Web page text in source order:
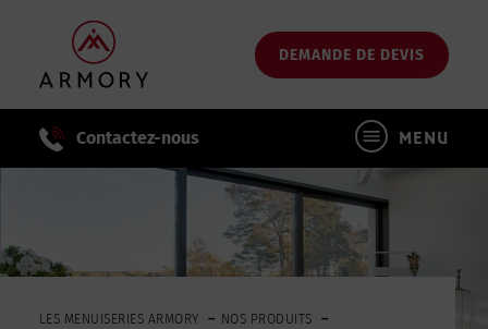
contenu
principal
Contactez-nous
DEMANDE DE DEVIS
MENU
LES MENUISERIES ARMORY
NOS PRODUITS